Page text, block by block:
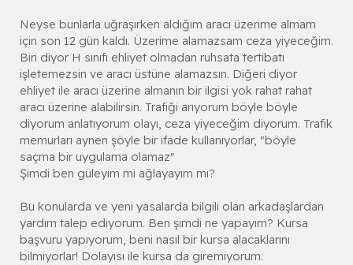
Neyse bunlarla uğraşırken aldığım aracı üzerime almam
için son 12 gün kaldı. Üzerime alamazsam ceza yiyeceğim.
Biri diyor H sınıfı ehliyet olmadan ruhsata tertibatı
işletemezsin ve aracı üstüne alamazsın. Diğeri diyor
ehliyet ile aracı üzerine almanın bir ilgisi yok rahat rahat
aracı üzerine alabilirsin. Trafiği arıyorum böyle böyle
diyorum anlatıyorum olayı, ceza yiyeceğim diyorum. Trafik
memurları aynen şöyle bir ifade kullanıyorlar, "böyle
saçma bir uygulama olamaz"
Şimdi ben güleyim mi ağlayayım mı?
Bu konularda ve yeni yasalarda bilgili olan arkadaşlardan
yardım talep ediyorum. Ben şimdi ne yapayım? Kursa
başvuru yapıyorum, beni nasıl bir kursa alacaklarını
bilmiyorlar! Dolayısı ile kursa da giremiyorum.